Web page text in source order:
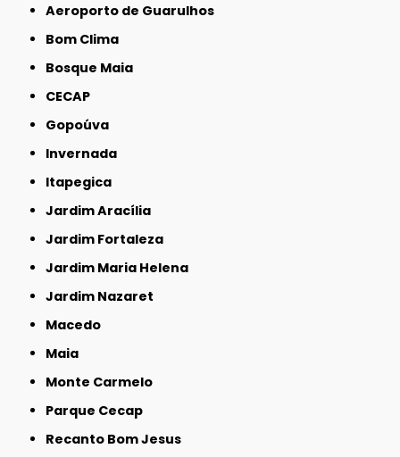
Aeroporto de Guarulhos
Bom Clima
Bosque Maia
CECAP
Gopoúva
Invernada
Itapegica
Jardim Aracília
Jardim Fortaleza
Jardim Maria Helena
Jardim Nazaret
Macedo
Maia
Monte Carmelo
Parque Cecap
Recanto Bom Jesus